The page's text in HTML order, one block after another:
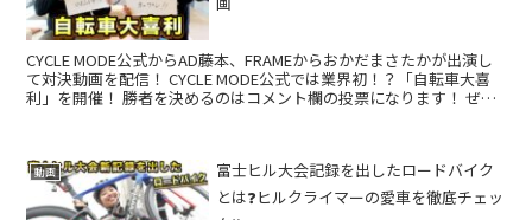
CYCLE MODE公式からAD藤本、FRAMEからおかだまさたかが出演し
て対決動画を配信！ CYCLE MODE公式では業界初！？「自転車大喜
利」を開催！ 勝者を決めるのはコメント欄の投票になります！ ぜひ
動画
富士ヒル大会記録を出したロードバイク
とは❓ヒルクライマーの愛車を徹底チェッ